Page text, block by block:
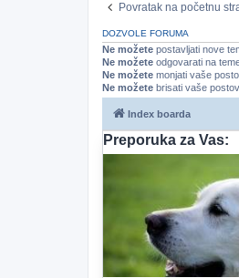
Povratak na početnu
DOZVOLE FORUMA
Ne možete postavljati nove
Ne možete odgovarati na
Ne možete monjati vaše
Ne možete brisati vaše
Index boarda
Preporuka za Vas: